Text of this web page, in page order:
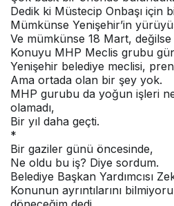
Dedik ki Müstecip Onbaşı için
Mümkünse Yenişehir’in
Ve mümkünse 18 Mart, değilse
Konuyu MHP Meclis grubu
Yenişehir belediye meclisi,
Ama ortada olan bir şey yok.
MHP gurubu da yoğun işleri
olamadı,
Bir yıl daha geçti.
*
Bir gaziler günü öncesinde,
Ne oldu bu iş? Diye sordum.
Belediye Başkan Yardımcısı
Konunun ayrıntılarını